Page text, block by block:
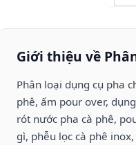
Giới thiệu về
Phân loại dụng cụ pha
phê, ấm pour over,
rót nước pha cà phê,
gì, phễu lọc cà phê